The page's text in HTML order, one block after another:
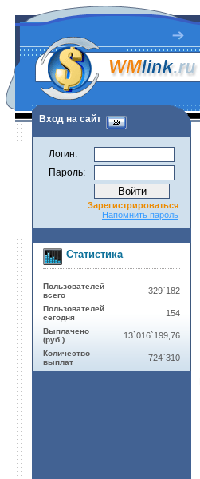
Вход на сайт
Логин:
Пароль:
Зарегистрироваться
Напомнить пароль
Статистика
Пользователей
всего
329`182
Пользователей
сегодня
154
Выплачено
(руб.)
13`016`199,76
Количество
выплат
724`310